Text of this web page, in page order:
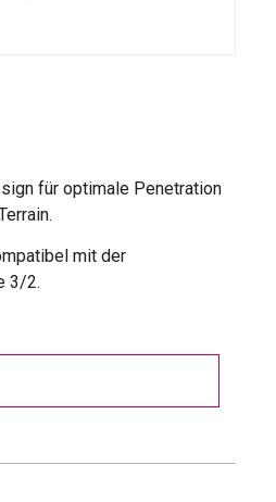
für optimale Penetration
mit der
3/2.